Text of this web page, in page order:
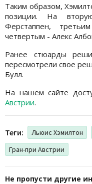
Таким образом,
позиции. На
Ферстаппен,
четвертым - Алекс
Ранее стюарды
пересмотрели свое
Булл.
На нашем сайте
Австрии.
Теги: Льюис Хэмилтон
Гран-при Австрии
Не пропусти другие